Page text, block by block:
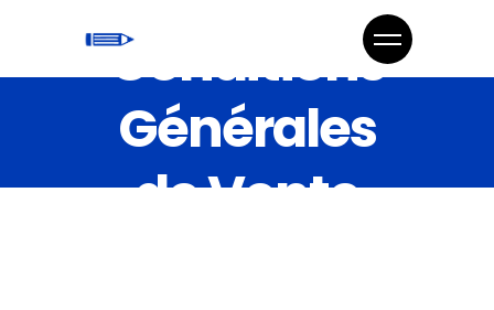
Conditions
Générales
de Vente